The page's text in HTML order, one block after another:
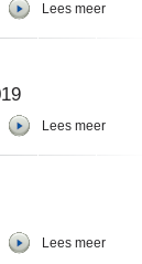
Lees meer
Lees meer
Lees meer